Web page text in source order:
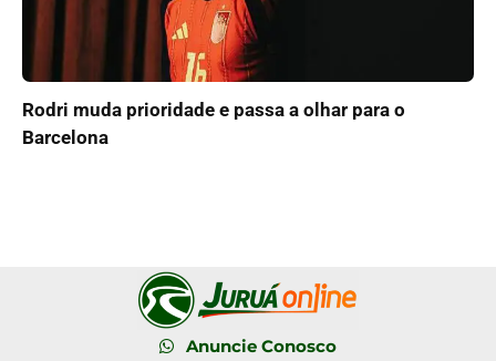
Rodri muda prioridade e passa a olhar para o
Barcelona
Anuncie Conosco